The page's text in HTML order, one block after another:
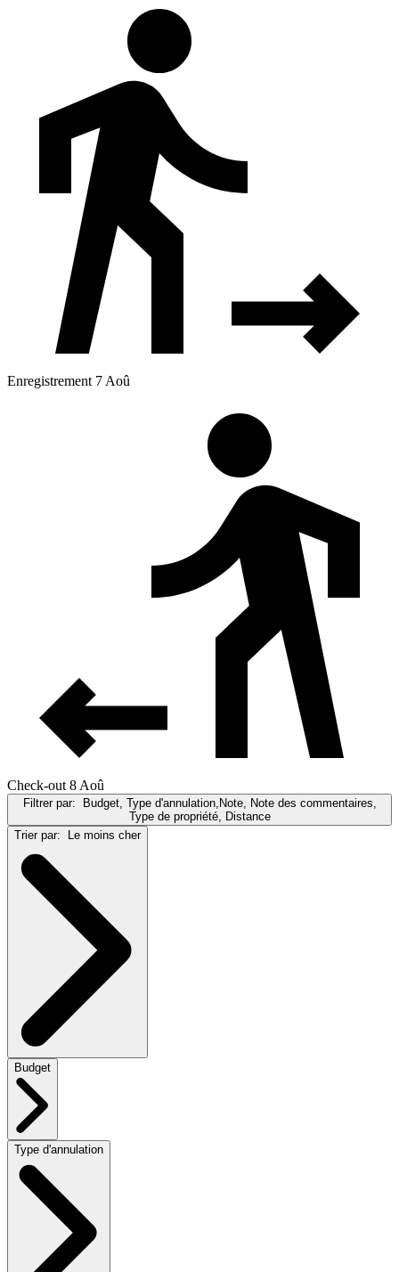
Enregistrement 7 Aoû
Check-out 8 Aoû
Filtrer par:
Budget, Type d'annulation,Note, Note des commentaires,
Type de propriété, Distance
Trier par:
Le moins cher
Budget
Type d'annulation